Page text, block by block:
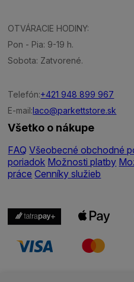
OTVÁRACIE HODINY:
Pon - Pia: 9-19 h.
Sobota: Zatvorené.
Telefón:+421 948 899 967
E-mail:laco@parkettstore.sk
Všetko o nákupe
FAQ Všeobecné obchodné
poriadok Možnosti platby
práce Cenníky služieb